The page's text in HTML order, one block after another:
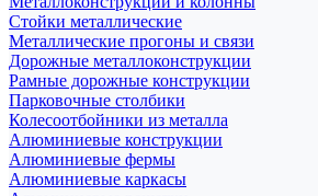
Стойки металлические
Металлические прогоны и связи
Дорожные металлоконструкции
Рамные дорожные конструкции
Парковочные столбики
Колесоотбойники из металла
Алюминиевые конструкции
Алюминиевые фермы
Алюминиевые каркасы